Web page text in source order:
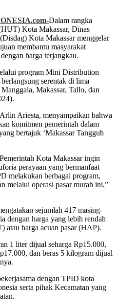
Dalam rangka
Kota Makassar, Dinas
Kota Makassar menggelar
membantu masyarakat
harga terjangkau.
program Mini Distribution
serentak di lima
Makassar, Tallo, dan
Ariesta, menyampaikan bahwa
komitmen pemerintah dalam
bertajuk ‘Makassar Tangguh
Kota Makassar ingin
perayaan yang bermanfaat
melakukan berbagai program,
melalui operasi pasar murah ini,”
sejumlah 417 masing-
dengan harga yang lebih rendah
atau harga acuan pasar (HAP).
1 liter dijual seharga Rp15.000,
dan beras 5 kilogram dijual
dengan TPID kota
serta pihak Kecamatan yang